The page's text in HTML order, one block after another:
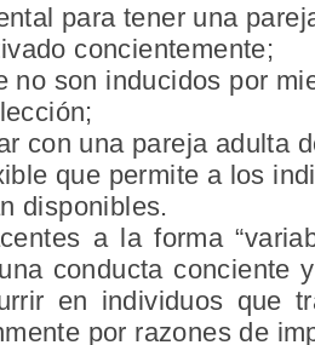
para tener una
concientemente;
no son inducidos por
con una pareja adulta
que permite a los
disponibles.
a la forma
conducta conciente
en individuos que
por razones de